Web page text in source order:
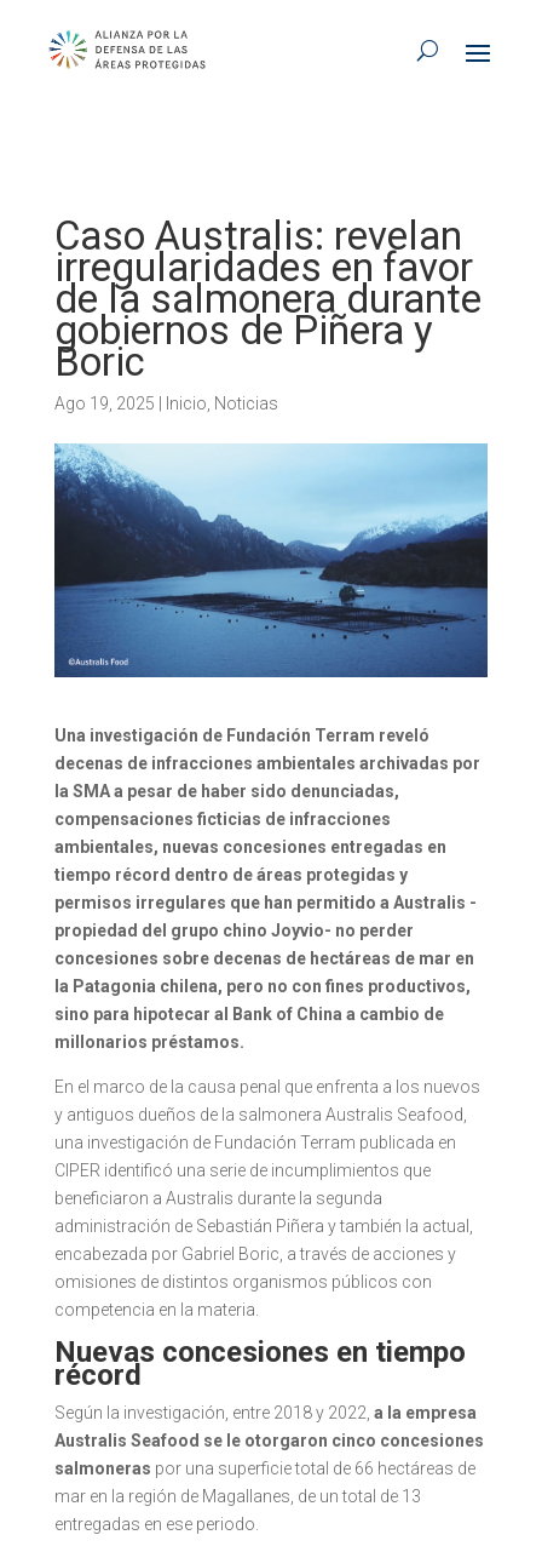
Caso Australis: revelan
irregularidades en favor
de la salmonera durante
gobiernos de Piñera y
Boric
Ago 19, 2025 Inicio Noticias
Una investigación de Fundación Terram reveló
decenas de infracciones ambientales archivadas por
la SMA a pesar de haber sido denunciadas,
compensaciones ficticias de infracciones
ambientales, nuevas concesiones entregadas en
tiempo récord dentro de áreas protegidas y
permisos irregulares que han permitido a Australis -
propiedad del grupo chino Joyvio- no perder
concesiones sobre decenas de hectáreas de mar en
la Patagonia chilena, pero no con fines productivos,
sino para hipotecar al Bank of China a cambio de
millonarios préstamos.
En el marco de la causa penal que enfrenta a los nuevos
y antiguos dueños de la salmonera Australis Seafood,
una investigación de Fundación Terram publicada en
CIPER identificó una serie de incumplimientos que
beneficiaron a Australis durante la segunda
administración de Sebastián Piñera y también la actual,
encabezada por Gabriel Boric, a través de acciones y
omisiones de distintos organismos públicos con
competencia en la materia.
Nuevas concesiones en tiempo
récord
Según la investigación, entre 2018 y 2022, a la empresa
Australis Seafood se le otorgaron cinco concesiones
salmoneras por una superficie total de 66 hectáreas de
mar en la región de Magallanes, de un total de 13
entregadas en ese periodo.